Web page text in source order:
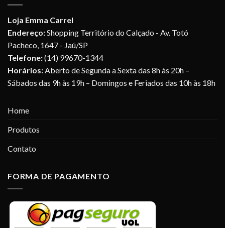
Loja Emma Carrel
Endereço:Shopping Território do Calçado - Av. Totó
Pacheco, 1647 - Jaú/SP
Telefone:(14) 99670-1344
Horários:Aberto de Segunda a Sexta das 8h às 20h –
Sábados das 9h às 19h – Domingos e Feriados das 10h às 18h
Home
Produtos
Contato
FORMA DE PAGAMENTO